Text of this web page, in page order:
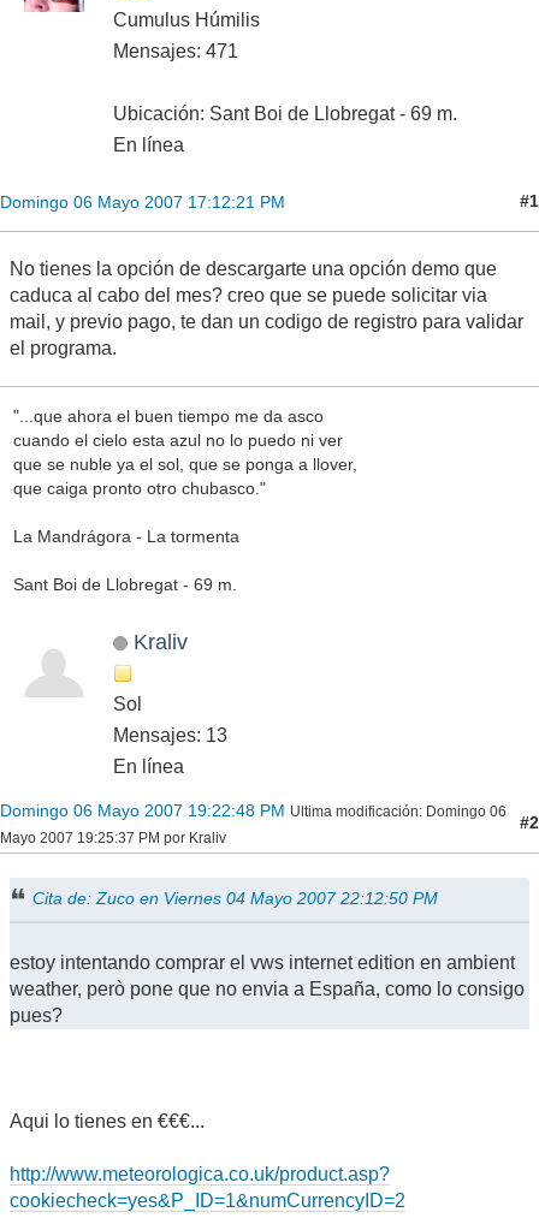
Cumulus Húmilis
Mensajes: 471
Ubicación: Sant Boi de Llobregat - 69 m.
En línea
Domingo 06 Mayo 2007 17:12:21 PM #1
No tienes la opción de descargarte una opción demo que
caduca al cabo del mes? creo que se puede solicitar via
mail, y previo pago, te dan un codigo de registro para validar
el programa.
"...que ahora el buen tiempo me da asco
cuando el cielo esta azul no lo puedo ni ver
que se nuble ya el sol, que se ponga a llover,
que caiga pronto otro chubasco."
La Mandrágora - La tormenta
Sant Boi de Llobregat - 69 m.
Kraliv
Sol
Mensajes: 13
En línea
Domingo 06 Mayo 2007 19:22:48 PM Ultima modificación: Domingo 06
Mayo 2007 19:25:37 PM por Kraliv
#2
Cita de: Zuco en Viernes 04 Mayo 2007 22:12:50 PM
estoy intentando comprar el vws internet edition en ambient
weather, però pone que no envia a España, como lo consigo
pues?
Aqui lo tienes en €€€...
http://www.meteorologica.co.uk/product.asp?
cookiecheck=yes&P_ID=1&numCurrencyID=2